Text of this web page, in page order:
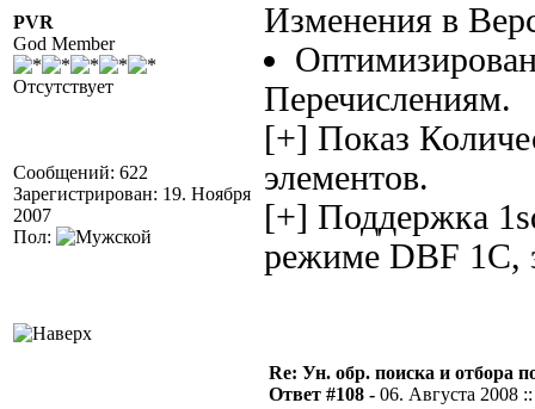
PVR
God Member
Отсутствует
Сообщений: 622
Зарегистрирован: 19. Ноября
2007
Пол:
Изменения в
Перечислениям.
[+] Показ
элементов.
[+] Поддержка
режиме DBF 1С,
Re: Ун. обр. поиска и отбора
Ответ #108 - 06. Августа 2008